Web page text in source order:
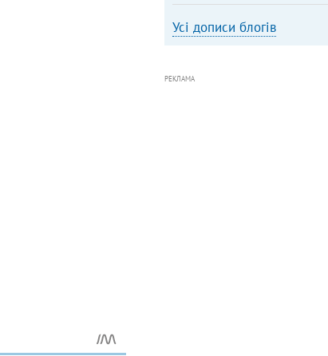
Усі дописи блогів
РЕКЛАМА